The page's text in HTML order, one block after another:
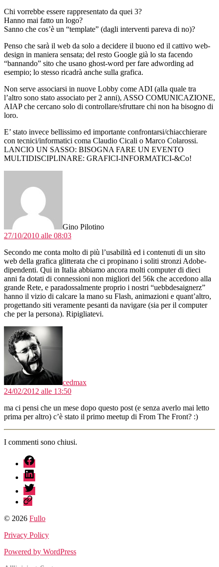
Chi vorrebbe essere rappresentato da quei 3?
Hanno mai fatto un logo?
Sanno che cos’è un “template” (dagli interventi pareva di no)?
Penso che sarà il web da solo a decidere il buono ed il cattivo web-
design in maniera sensata; del resto Google già lo sta facendo
“bannando” sito che usano ghost-word per fare adwording ad
esempio; lo stesso ricadrà anche sulla grafica.
Non serve associarsi in nuove Lobby come ADI (alla quale tra
l’altro sono stato associato per 2 anni), ASSO COMUNICAZIONE,
AIAP che cercano solo di controllare/sfruttare chi non ha bisogno di
loro.
E’ stato invece bellissimo ed importante confrontarsi/chiacchierare
con tecnici/informatici coma Claudio Cicali o Marco Colarossi.
LANCIO UN SASSO: BISOGNA FARE UN EVENTO
MULTIDISCIPLINARE: GRAFICI-INFORMATICI-&Co!
Gino Pilotino
27/10/2010 alle 08:03
Secondo me conta molto di più l’usabilità ed i contenuti di un sito
web della grafica glitterata che ci propinano i soliti stronzi Adobe-
dipendenti. Qui in Italia abbiamo ancora molti computer di dieci
anni fa dotati di connessioni non migliori del 56k che accedono alla
grande Rete, e paradossalmente proprio i nostri “uebbdesaignerz”
hanno il vizio di calcare la mano su Flash, animazioni e quant’altro,
progettando siti veramente pesanti da navigare (sia per il computer
che per la persona). Ripigliatevi.
cedmax
24/02/2012 alle 13:50
ma ci pensi che un mese dopo questo post (e senza averlo mai letto
prima per altro) c’è stato il primo meetup di From The Front? :)
I commenti sono chiusi.
fb
linkedin
twitter
sessionize
© 2026 Fullo
Privacy Policy
Powered by WordPress